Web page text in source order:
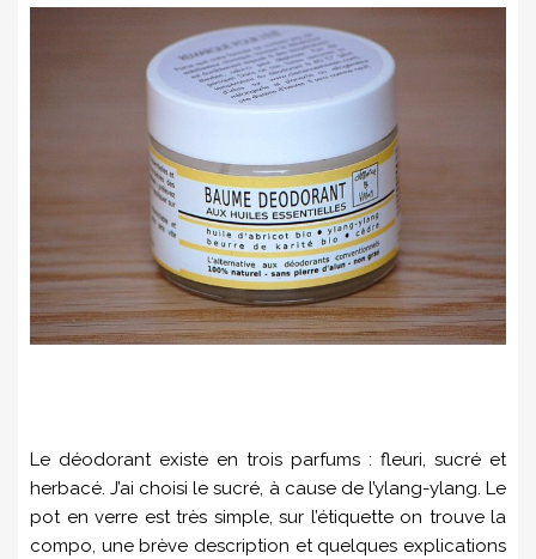
Le déodorant existe en trois parfums : fleuri, sucré et
herbacé. J’ai choisi le sucré, à cause de l’ylang-ylang. Le
pot en verre est très simple, sur l’étiquette on trouve la
compo, une brève description et quelques explications